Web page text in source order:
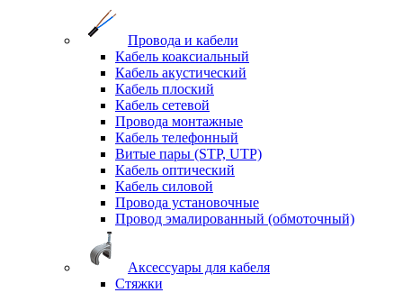
Провода и кабели
Кабель коаксиальный
Кабель акустический
Кабель плоский
Кабель сетевой
Провода монтажные
Кабель телефонный
Витые пары (STP, UTP)
Кабель оптический
Кабель силовой
Провода установочные
Провод эмалированный (обмоточный)
Аксессуары для кабеля
Стяжки